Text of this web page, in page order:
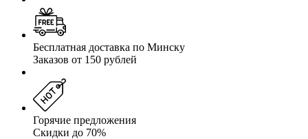
Бесплатная доставка по Минску
Заказов от 150 рублей
Горячие предложения
Скидки до 70%